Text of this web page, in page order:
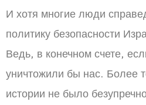
И хотя многие люди
политику безопасности
Ведь, в конечном счете,
уничтожили бы нас. Более
истории не было